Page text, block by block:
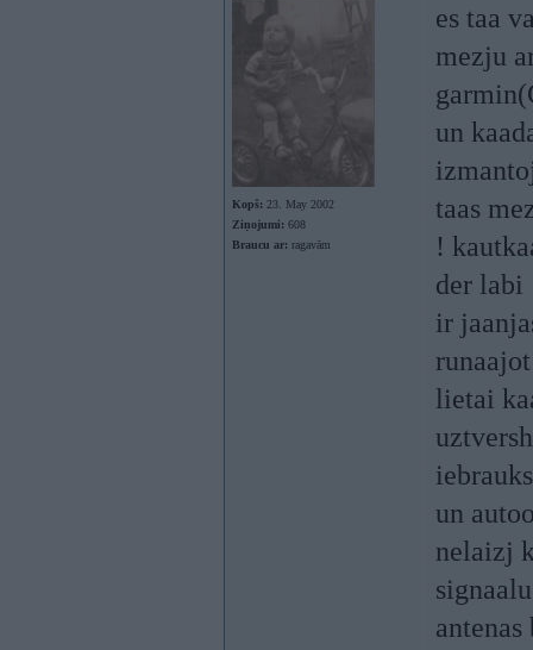
Kopš: 23. May 2002
Ziņojumi: 608
Braucu ar: ragavām
es taa
mezju
un
taas
!
der labi
ir
lietai
un
nelaizj